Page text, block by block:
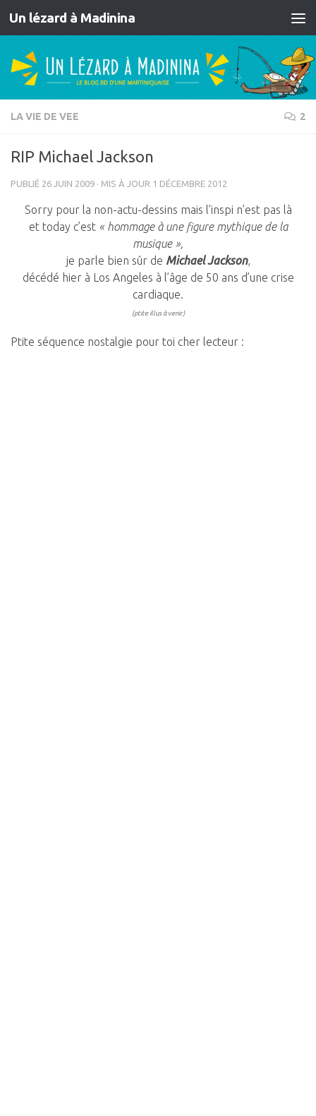
Skip to content
Un lézard à Madinina
LA VIE DE VEE 2
RIP Michael Jackson
PUBLIÉ 26 JUIN 2009 · MIS À JOUR 1 DÉCEMBRE 2012
Sorry pour la non-actu-dessins mais l’inspi n’est pas là
et today c’est « hommage à une figure mythique de la
musique »,
je parle bien sûr de Michael Jackson,
décédé hier à Los Angeles à l’âge de 50 ans d’une crise
cardiaque.
(ptite illus à venir)
Ptite séquence nostalgie pour toi cher lecteur :